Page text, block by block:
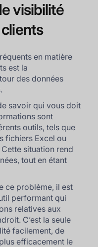
visibilité
clients
en matière
est la
des données
savoir qui vous doit
sont
outils, tels que
fichiers Excel ou
situation rend
tout en étant
ce problème, il est
performant qui
relatives aux
C’est la seule
facilement, de
efficacement le